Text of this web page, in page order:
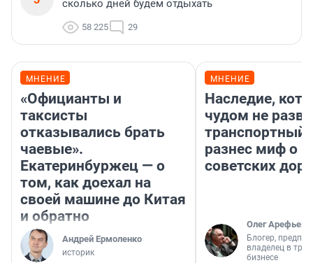
сколько дней будем отдыхать
58 225 29
МНЕНИЕ
«Официанты и
таксисты
отказывались брать
чаевые».
Екатеринбуржец — о
том, как доехал на
своей машине до Китая
и обратно
Андрей Ермоленко
историк
МНЕНИЕ
Наследие,
чудом не
транспортный
разнес миф о
советских
Олег Арефьев
Блогер,
владелец в
бизнесе